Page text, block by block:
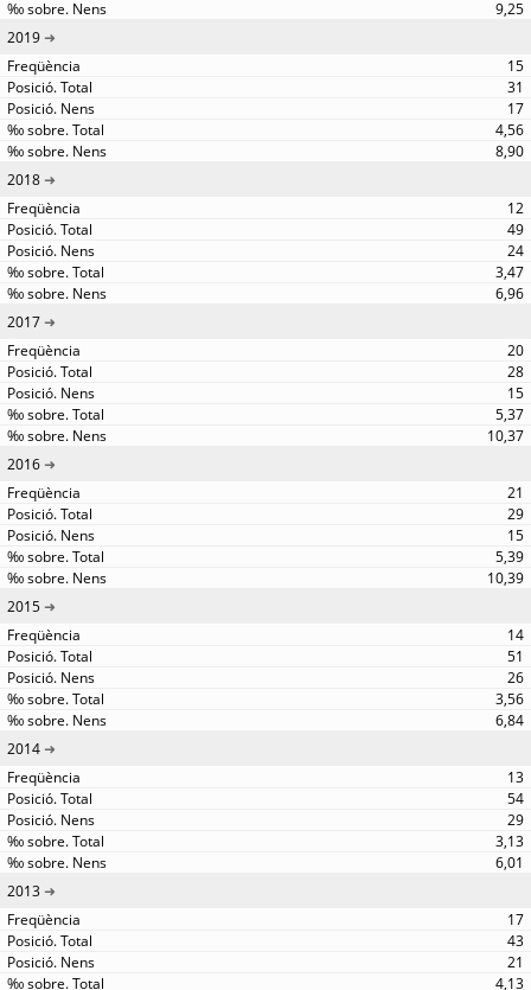
9,25
2019
15
31
17
4,56
8,90
2018
12
49
24
3,47
6,96
2017
20
28
15
5,37
10,37
2016
21
29
15
5,39
10,39
2015
14
51
26
3,56
6,84
2014
13
54
29
3,13
6,01
2013
17
43
21
4,13